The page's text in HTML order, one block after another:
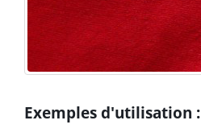
Exemples d'utilisation :